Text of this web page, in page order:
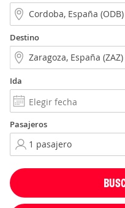
Destino
Ida
Pasajeros